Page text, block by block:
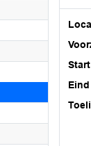
Start
Eind